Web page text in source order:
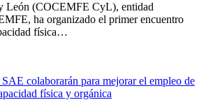
León (COCEMFE CyL), entidad
ha organizado el primer encuentro
física…
colaborarán para mejorar el empleo de
física y orgánica